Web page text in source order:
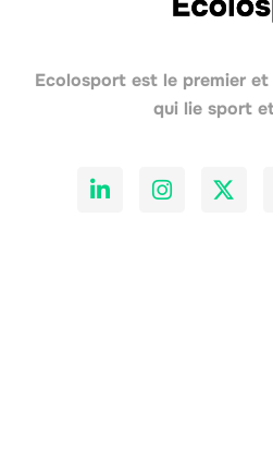
Ecolosport est le premier
qui lie sport